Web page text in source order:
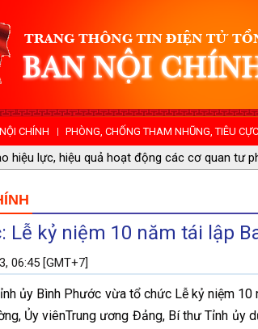
NỘI CHÍNH PHÒNG, CHỐNG THAM NHŨNG, TIÊU CỰC
ủy Quảng Nam: Gặp mặt kỷ niệm 10 năm
Lễ kỷ niệm 10 năm tái lập
06:45 [GMT+7]
ủy Bình Phước vừa tổ chức Lễ kỷ niệm
Ủy viênTrung ương Đảng, Bí thư Tỉnh ủy